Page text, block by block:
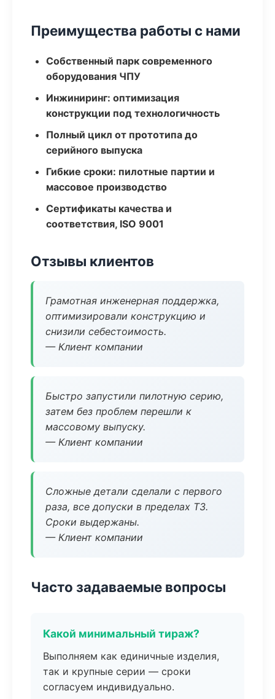
Преимущества работы с нами
Собственный парк современного
оборудования ЧПУ
Инжиниринг: оптимизация
конструкции под технологичность
Полный цикл от прототипа до
серийного выпуска
Гибкие сроки: пилотные партии и
массовое производство
Сертификаты качества и
соответствия, ISO 9001
Отзывы клиентов
Грамотная инженерная поддержка,
оптимизировали конструкцию и
снизили себестоимость.
— Клиент компании
Быстро запустили пилотную серию,
затем без проблем перешли к
массовому выпуску.
— Клиент компании
Сложные детали сделали с первого
раза, все допуски в пределах ТЗ.
Сроки выдержаны.
— Клиент компании
Часто задаваемые вопросы
Какой минимальный тираж?
Выполняем как единичные изделия,
так и крупные серии — сроки
согласуем индивидуально.